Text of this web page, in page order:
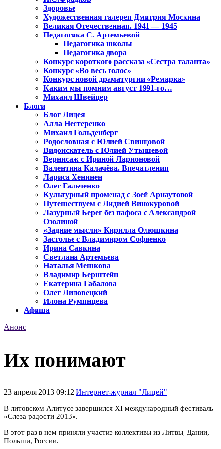
Здоровье
Художественная галерея Дмитрия Москина
Великая Отечественная. 1941 — 1945
Педагогика С. Артемьевой
Педагогика школы
Педагогика двора
Конкурс короткого рассказа «Сестра таланта»
Конкурс «Во весь голос»
Конкурс новой драматургии «Ремарка»
Каким мы помним август 1991-го…
Михаил Швейцер
Блоги
Блог Лицея
Алла Нестеренко
Михаил Гольденберг
Родословная с Юлией Свинцовой
Видоискатель с Юлией Утышевой
Вернисаж с Ириной Ларионовой
Валентина Калачёва. Впечатления
Лариса Хенинен
Олег Гальченко
Культурный променад с Зоей Арнаутовой
Путешествуем с Лидией Винокуровой
Лазурный Берег без пафоса с Александрой
Озолиной
«Задние мысли» Кирилла Олюшкина
Застолье с Владимиром Софиенко
Ирина Савкина
Светлана Артемьева
Наталья Мешкова
Владимир Берштейн
Екатерина Габалова
Олег Липовецкий
Илона Румянцева
Афиша
Анонс
Их понимают
23 апреля 2013 09:12 Интернет-журнал "Лицей"
В литовском Алитусе завершился XI международный фестиваль
«Слеза радости 2013».
В этот раз в нем приняли участие коллективы из Литвы, Дании,
Польши, России.